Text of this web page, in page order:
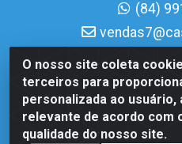
O nosso site coleta
terceiros para
personalizada ao
relevante de acordo com
qualidade do nosso site.
(84)
Casa Norte LTDA - Av.
Dix-Sept Rosado, Natal/